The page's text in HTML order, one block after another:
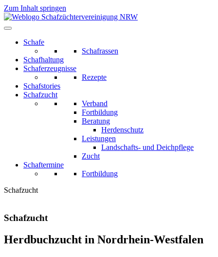
Zum Inhalt springen
Schafe
Schafrassen
Schafhaltung
Schaferzeugnisse
Rezepte
Schafstories
Schafzucht
Verband
Fortbildung
Beratung
Herdenschutz
Leistungen
Landschafts- und Deichpflege
Zucht
Schaftermine
Fortbildung
Schafzucht
Schafzucht
Herdbuchzucht in Nordrhein-Westfalen